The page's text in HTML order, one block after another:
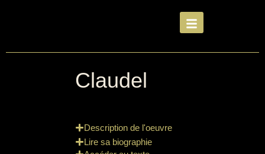
Claudel
Description de l'oeuvre
Lire sa biographie